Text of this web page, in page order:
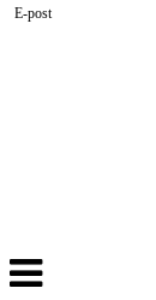
Veksle
navigasjon
E-post